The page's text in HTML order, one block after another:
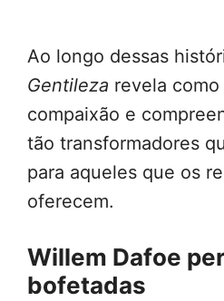
Ao longo dessas
Gentileza revela
compaixão e
tão transformadores
para aqueles que os
oferecem.
Willem Dafoe
bofetadas